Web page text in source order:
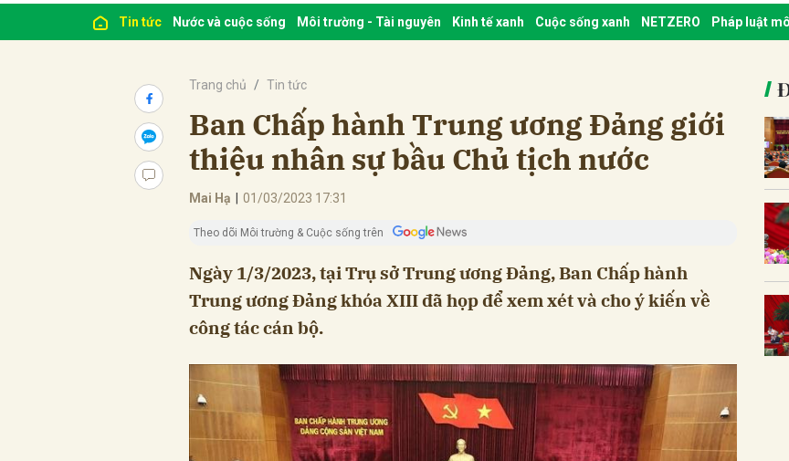
Tin tức Nước và cuộc sống Môi trường - Tài nguyên Kinh tế xanh Cuộc sống xanh NETZERO Pháp luật
Trang chủ Tin tức
Ban Chấp hành Trung ương Đảng giới
thiệu nhân sự bầu Chủ tịch nước
Mai Hạ 01/03/2023 17:31
Theo dõi Môi trường & Cuộc sống trên
Ngày 1/3/2023, tại Trụ sở Trung ương Đảng, Ban Chấp hành
Trung ương Đảng khóa XIII đã họp để xem xét và cho ý kiến về
công tác cán bộ.